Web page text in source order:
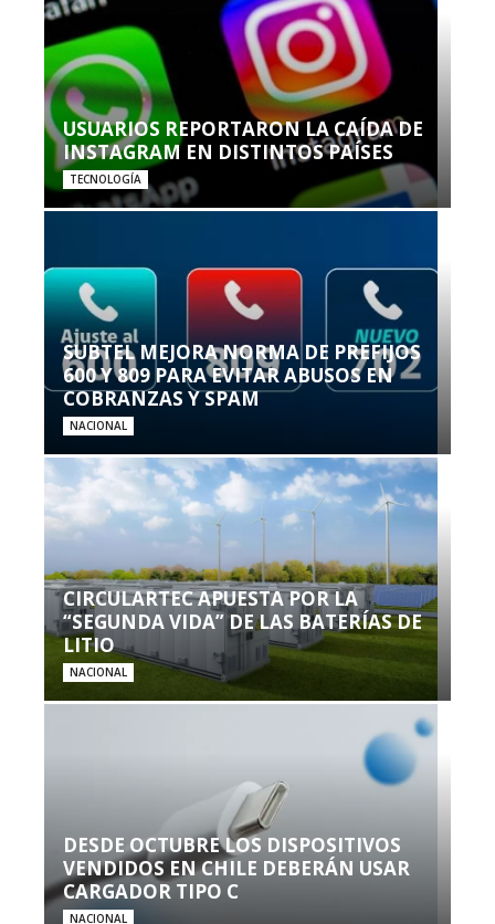
USUARIOS REPORTARON LA CAÍDA DE
INSTAGRAM EN DISTINTOS PAÍSES
TECNOLOGÍA
SUBTEL MEJORA NORMA DE PREFIJOS
600 Y 809 PARA EVITAR ABUSOS EN
COBRANZAS Y SPAM
NACIONAL
CIRCULARTEC APUESTA POR LA
“SEGUNDA VIDA” DE LAS BATERÍAS DE
LITIO
NACIONAL
DESDE OCTUBRE LOS DISPOSITIVOS
VENDIDOS EN CHILE DEBERÁN USAR
CARGADOR TIPO C
NACIONAL